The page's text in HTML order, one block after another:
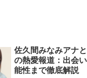
佐久間みなみアナ
の熱愛報道：出会
能性まで徹底解説